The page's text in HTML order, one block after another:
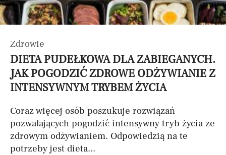
Zdrowie
DIETA PUDEŁKOWA DLA ZABIEGANYCH.
JAK POGODZIĆ ZDROWE ODŻYWIANIE Z
INTENSYWNYM TRYBEM ŻYCIA
Coraz więcej osób poszukuje rozwiązań
pozwalających pogodzić intensywny tryb życia ze
zdrowym odżywianiem. Odpowiedzią na te
potrzeby jest dieta...